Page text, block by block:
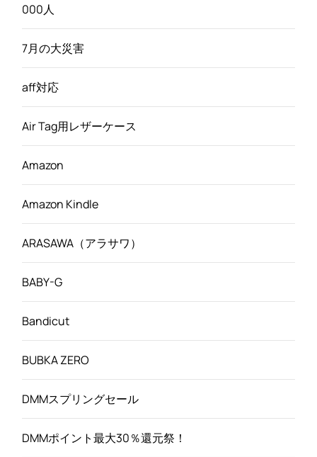
000人
7月の大災害
aff対応
Air Tag用レザーケース
Amazon
Amazon Kindle
ARASAWA（アラサワ）
BABY-G
Bandicut
BUBKA ZERO
DMMスプリングセール
DMMポイント最大30％還元祭！